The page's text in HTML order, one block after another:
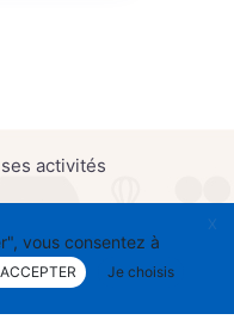
activités
X
vous consentez à
Je choisis